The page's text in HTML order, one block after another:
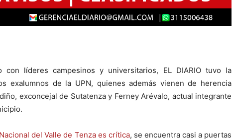
líderes campesinos y universitarios, EL DIARIO tuvo la
exalumnos de la UPN, quienes además vienen de herencia
exconcejal de Sutatenza y Ferney Arévalo, actual integrante
del Valle de Tenza es crítica, se encuentra casi a puertas